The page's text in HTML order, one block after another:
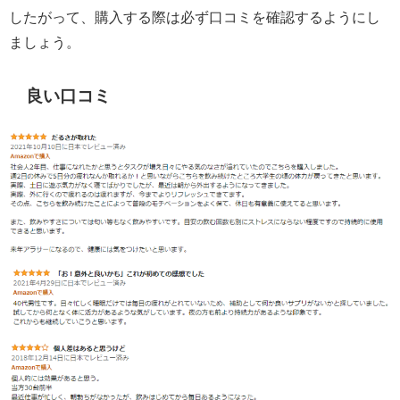
したがって、購入する際は必ず口コミを確認するようにし
ましょう。
良い口コミ